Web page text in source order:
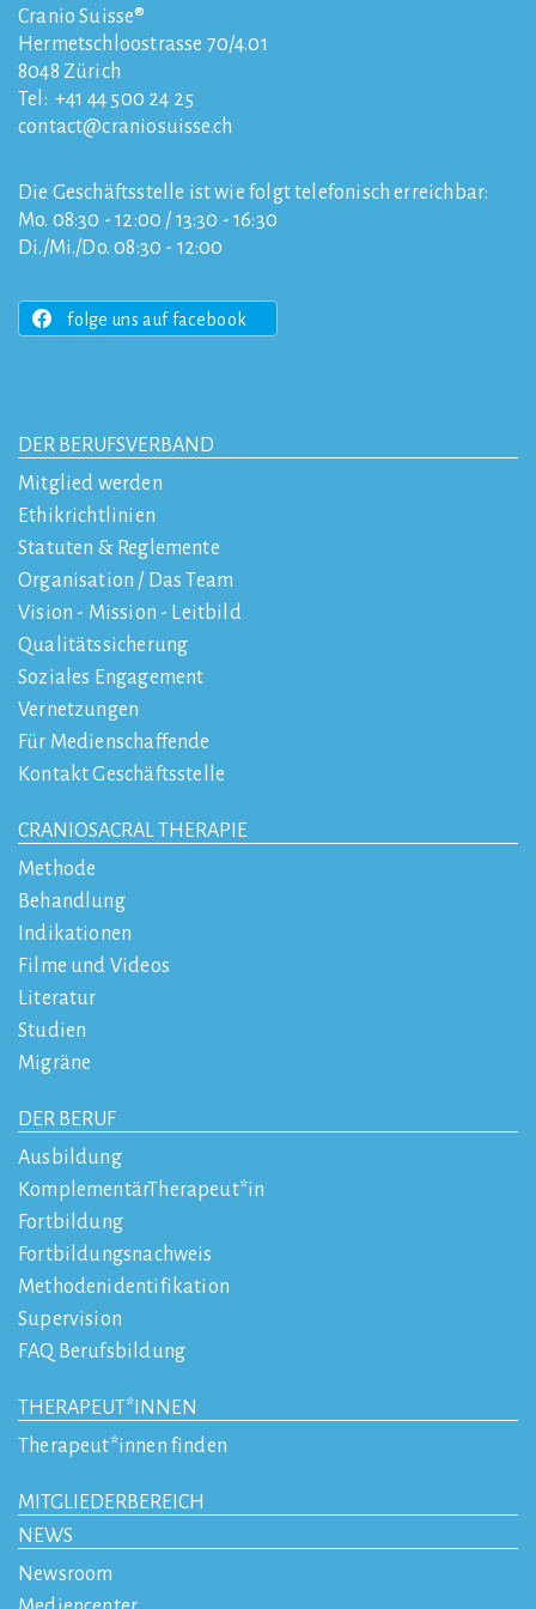
Cranio Suisse®
Hermetschloostrasse 70/4.01
8048 Zürich
Tel: +41 44 500 24 25
contact
craniosuisse.ch
Die Geschäftsstelle ist wie folgt telefonisch erreichbar:
Mo. 08:30 - 12:00 / 13:30 - 16:30
Di./Mi./Do. 08:30 - 12:00
folge uns auf facebook
DER BERUFSVERBAND
Mitglied werden
Ethikrichtlinien
Statuten & Reglemente
Organisation / Das Team
Vision - Mission - Leitbild
Qualitätssicherung
Soziales Engagement
Vernetzungen
Für Medienschaffende
Kontakt Geschäftsstelle
CRANIOSACRAL THERAPIE
Methode
Behandlung
Indikationen
Filme und Videos
Literatur
Studien
Migräne
DER BERUF
Ausbildung
KomplementärTherapeut*in
Fortbildung
Fortbildungsnachweis
Methodenidentifikation
Supervision
FAQ Berufsbildung
THERAPEUT*INNEN
Therapeut*innen finden
MITGLIEDERBEREICH
NEWS
Newsroom